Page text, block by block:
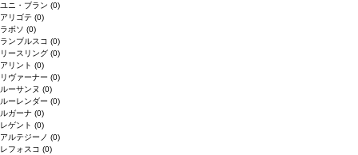
ユニ・ブラン (0)
アリゴテ (0)
ラボソ (0)
ランブルスコ (0)
リースリング (0)
アリント (0)
リヴァーナー (0)
ルーサンヌ (0)
ルーレンダー (0)
ルガーナ (0)
レゲント (0)
アルテジーノ (0)
レフォスコ (0)